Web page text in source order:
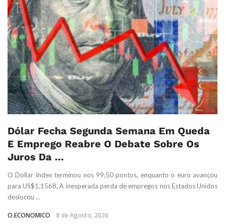
Dólar Fecha Segunda Semana Em Queda
E Emprego Reabre O Debate Sobre Os
Juros Da ...
O Dollar Index terminou nos 99,50 pontos, enquanto o euro avançou
para US$1,1568. A inesperada perda de empregos nos Estados Unidos
deslocou ...
O.ECONOMICO 8 de Agosto, 2026